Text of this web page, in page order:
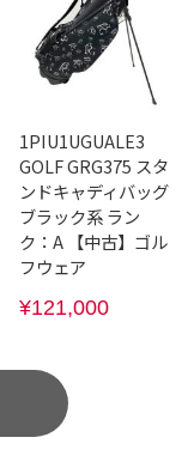
1PIU1UGUALE3
GOLF GRG375 スタ
ンドキャディバッグ
ブラック系 ラン
ク：A 【中古】ゴル
フウェア
¥121,000